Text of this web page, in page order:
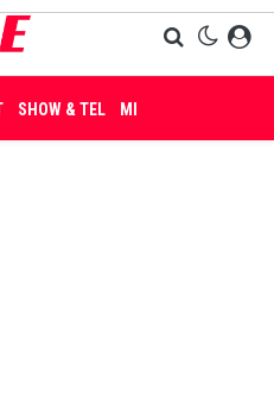
SHOW & TEL MISDAAD